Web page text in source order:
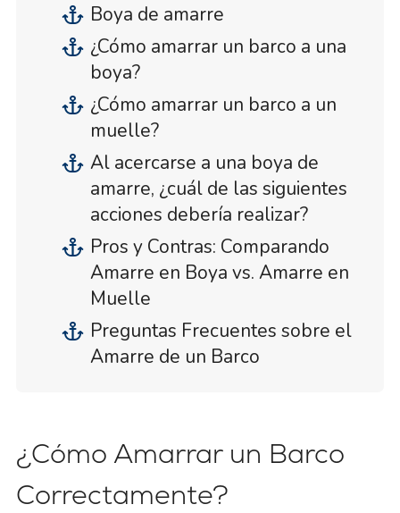
Boya de amarre
¿Cómo amarrar un barco a una
boya?
¿Cómo amarrar un barco a un
muelle?
Al acercarse a una boya de
amarre, ¿cuál de las siguientes
acciones debería realizar?
Pros y Contras: Comparando
Amarre en Boya vs. Amarre en
Muelle
Preguntas Frecuentes sobre el
Amarre de un Barco
¿Cómo Amarrar un Barco
Correctamente?